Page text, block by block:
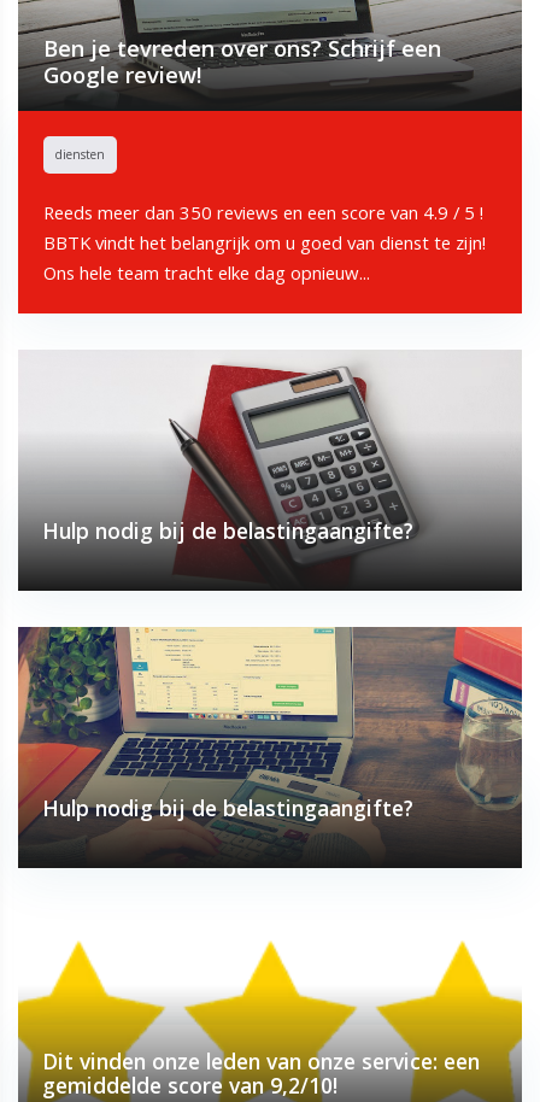
diensten
Ben je tevreden over ons? Schrijf een
Google review!
Reeds meer dan 350 reviews en een score van 4.9 / 5 !
BBTK vindt het belangrijk om u goed van dienst te zijn!
Ons hele team tracht elke dag opnieuw...
Hulp nodig bij de belastingaangifte?
Hulp nodig bij de belastingaangifte?
Dit vinden onze leden van onze service: een
gemiddelde score van 9,2/10!